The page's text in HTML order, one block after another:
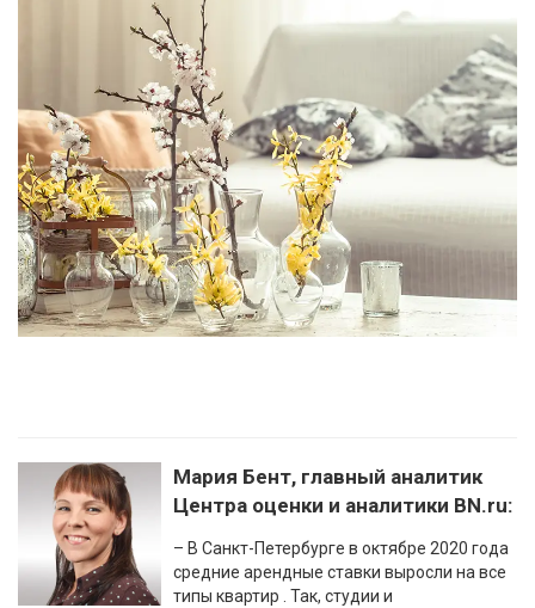
Мария Бент, главный аналитик
Центра оценки и аналитики BN.ru:
– В Санкт-Петербурге в октябре 2020 года
средние арендные ставки выросли на все
типы квартир . Так, студии и